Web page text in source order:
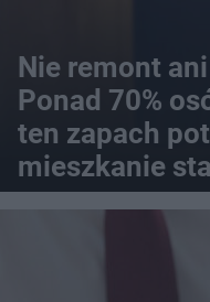
Nie remont
Ponad 70%
ten zapach
mieszkanie